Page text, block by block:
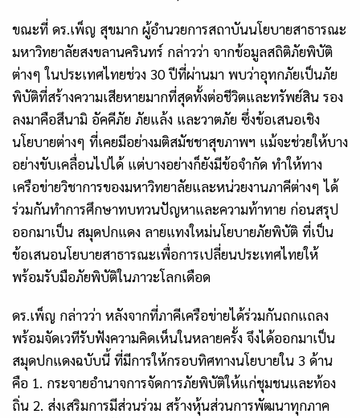
ขณะที่ ดร.เพ็ญ สุขมาก ผู้อำนวยการสถาบันนโยบายสาธารณะ
มหาวิทยาลัยสงขลานครินทร์ กล่าวว่า จากข้อมูลสถิติภัยพิบัติ
ต่างๆ ในประเทศไทยช่วง 30 ปีที่ผ่านมา พบว่าอุทกภัยเป็นภัย
พิบัติที่สร้างความเสียหายมากที่สุดทั้งต่อชีวิตและทรัพย์สิน รอง
ลงมาคือสึนามิ อัคคีภัย ภัยแล้ง และวาตภัย ซึ่งข้อเสนอเชิง
นโยบายต่างๆ ที่เคยมีอย่างมติสมัชชาสุขภาพฯ แม้จะช่วยให้บาง
อย่างขับเคลื่อนไปได้ แต่บางอย่างก็ยังมีข้อจำกัด ทำให้ทาง
เครือข่ายวิชาการของมหาวิทยาลัยและหน่วยงานภาคีต่างๆ ได้
ร่วมกันทำการศึกษาทบทวนปัญหาและความท้าทาย ก่อนสรุป
ออกมาเป็น สมุดปกแดง ลายแทงใหม่นโยบายภัยพิบัติ ที่เป็น
ข้อเสนอนโยบายสาธารณะเพื่อการเปลี่ยนประเทศไทยให้
พร้อมรับมือภัยพิบัติในภาวะโลกเดือด
ดร.เพ็ญ กล่าวว่า หลังจากที่ภาคีเครือข่ายได้ร่วมกันถกแถลง
พร้อมจัดเวทีรับฟังความคิดเห็นในหลายครั้ง จึงได้ออกมาเป็น
สมุดปกแดงฉบับนี้ ที่มีการให้กรอบทิศทางนโยบายใน 3 ด้าน
คือ 1. กระจายอำนาจการจัดการภัยพิบัติให้แก่ชุมชนและท้อง
ถิ่น 2. ส่งเสริมการมีส่วนร่วม สร้างหุ้นส่วนการพัฒนาทุกภาค